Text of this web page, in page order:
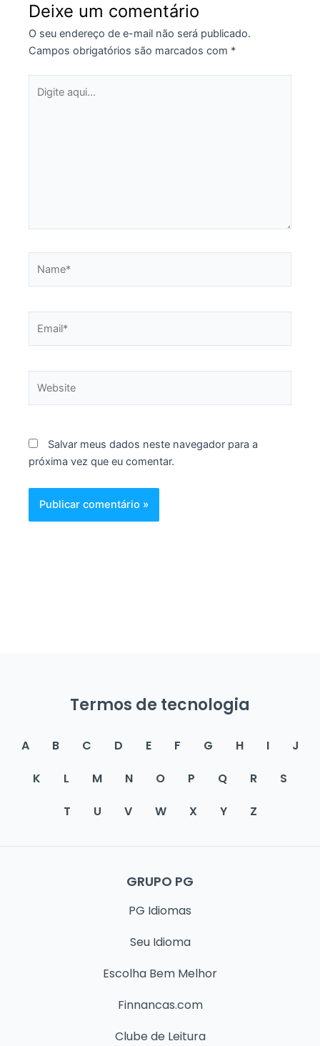
Deixe um comentário
O seu endereço de e-mail não será publicado.
Campos obrigatórios são marcados com *
aqui...
Salvar meus dados neste navegador para a
próxima vez que eu comentar.
Termos de tecnologia
A B C D E F G H I
J
K
L M N O P Q R
S
T
U V W X Y Z
GRUPO PG
PG Idiomas
Seu Idioma
Escolha Bem Melhor
Finnancas.com
Clube de Leitura